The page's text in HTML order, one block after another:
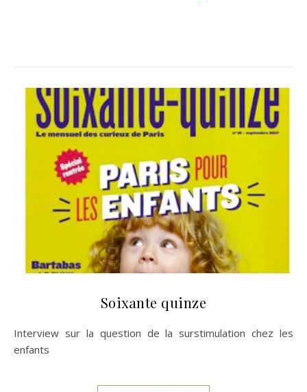
Soixante quinze
Interview sur la question de la surstimulation chez les
enfants